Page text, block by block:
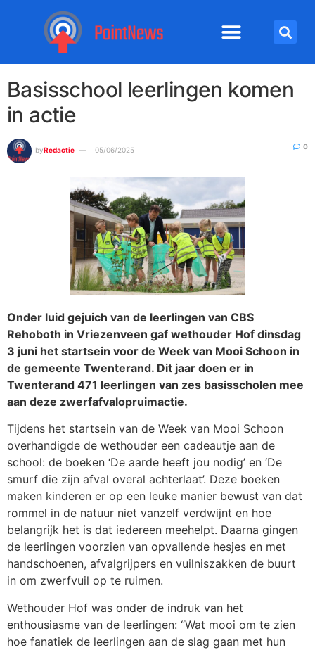
Basisschool leerlingen komen
in actie
byRedactie 05/06/2025 0
Onder luid gejuich van de leerlingen van CBS
Rehoboth in Vriezenveen gaf wethouder Hof dinsdag
3 juni het startsein voor de Week van Mooi Schoon in
de gemeente Twenterand. Dit jaar doen er in
Twenterand 471 leerlingen van zes basisscholen mee
aan deze zwerfafvalopruimactie.
Tijdens het startsein van de Week van Mooi Schoon
overhandigde de wethouder een cadeautje aan de
school: de boeken ‘De aarde heeft jou nodig’ en ‘De
smurf die zijn afval overal achterlaat’. Deze boeken
maken kinderen er op een leuke manier bewust van dat
rommel in de natuur niet vanzelf verdwijnt en hoe
belangrijk het is dat iedereen meehelpt. Daarna gingen
de leerlingen voorzien van opvallende hesjes en met
handschoenen, afvalgrijpers en vuilniszakken de buurt
in om zwerfvuil op te ruimen.
Wethouder Hof was onder de indruk van het
enthousiasme van de leerlingen: “Wat mooi om te zien
hoe fanatiek de leerlingen aan de slag gaan met hun